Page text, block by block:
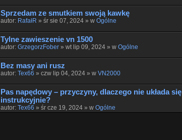
Sprzedam ze smutkiem swoją kawkę
autor: RafałR » śr sie 07, 2024 » w Ogólne
Tylne zawieszenie vn 1500
autor: GrzegorzFober» wt lip 09, 2024 » w Ogólne
Bez masy ani rusz
autor: Tex66 » czw lip 04, 2024 » w VN2000
Pas napędowy – przyczyny, dlaczego nie układa się
instrukcyjnie?
autor: Tex66 » śr cze 19, 2024 » w Ogólne